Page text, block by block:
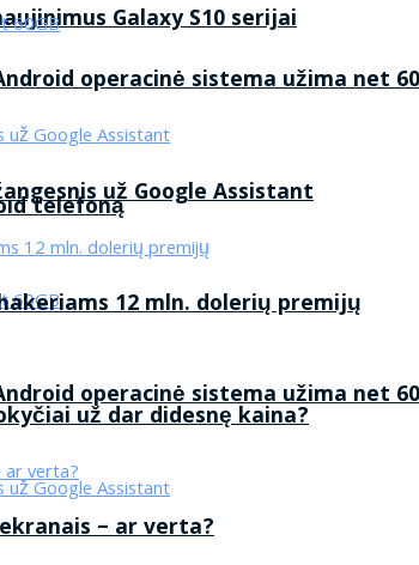
Galaxy S10 serijai
telefoną
operacinė sistema užima net
operacinė sistema užima net
už Google Assistant
12 mln. dolerių premijų
už dar didesnę kaina?
– ar verta?